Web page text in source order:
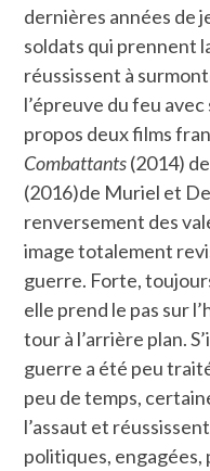
dernières années de
soldats qui prennent
réussissent à
l’épreuve du feu
propos deux films
Combattants(2014)
(2016)de Muriel et
renversement des
image totalement
guerre. Forte,
elle prend le pas sur
tour à l’arrière plan.
guerre a été peu
peu de temps,
l’assaut et
politiques,